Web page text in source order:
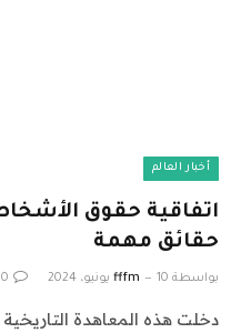
أخبار العالم
اتفاقية حقوق
حقائق مهمة
بواسطة fffm 10 يونيو، 2024 0